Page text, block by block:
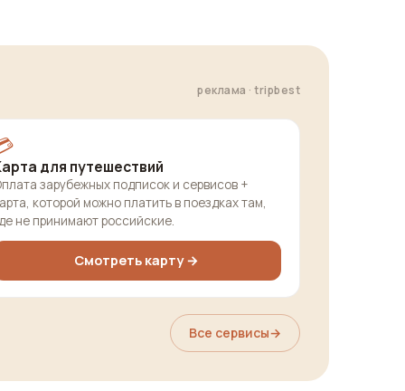
реклама · tripbest
для путешествий
зарубежных подписок и сервисов +
которой можно платить в поездках там,
не принимают российские.
Смотреть карту →
Все сервисы→